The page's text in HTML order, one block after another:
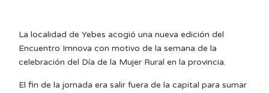
La localidad de Yebes acogió una nueva edición del
Encuentro Imnova con motivo de la semana de la
celebración del Día de la Mujer Rural en la provincia.
El fin de la jornada era salir fuera de la capital para sumar